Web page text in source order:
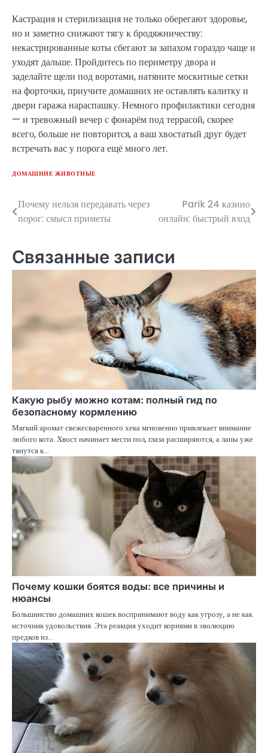
Кастрация и стерилизация не только оберегают здоровье,
но и заметно снижают тягу к бродяжничеству:
некастрированные коты сбегают за запахом гораздо чаще и
уходят дальше. Пройдитесь по периметру двора и
заделайте щели под воротами, натяните москитные сетки
на форточки, приучите домашних не оставлять калитку и
двери гаража нараспашку. Немного профилактики сегодня
— и тревожный вечер с фонарём под террасой, скорее
всего, больше не повторится, а ваш хвостатый друг будет
встречать вас у порога ещё много лет.
ДОМАШНИЕ ЖИВОТНЫЕ
Навигация
по
записям
Почему нельзя передавать через
порог: смысл приметы
Parik 24 казино
онлайн: быстрый вход
Связанные записи
Какую рыбу можно котам: полный гид по
безопасному кормлению
Мягкий аромат свежесваренного хека мгновенно привлекает внимание
любого кота. Хвост начинает мести пол, глаза расширяются, а лапы уже
тянутся к…
Почему кошки боятся воды: все причины и
нюансы
Большинство домашних кошек воспринимают воду как угрозу, а не как
источник удовольствия. Эта реакция уходит корнями в эволюцию
предков из…